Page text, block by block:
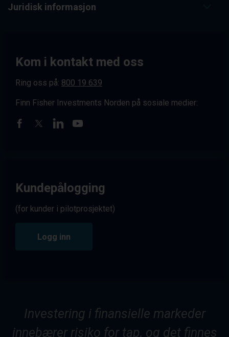
Juridisk informasjon
Kom i kontakt med oss
Ring oss på: 800 19 639
Finn Fisher Investments Norden på sosiale medier:
Kundepålogging
(for kunder i pilotprosjektet)
Logg inn
Investering i finansielle markeder
innebærer risiko for tap, og det finnes